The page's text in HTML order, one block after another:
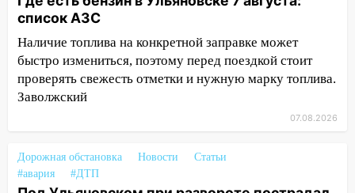
13:30 В Ульяновске транспортные
полицейские проведут акцию «Час
пассажира»
13:20 В Ульяновске за один день
обокрали женщину на пляже и
подростка в сквере
выбросил из машины страйкбольную
гранату: его задержали
список АЗС
Наличие топлива на конкретной заправке может
быстро измениться, поэтому перед поездкой стоит
проверять свежесть отметки и нужную марку топлива.
Заволжский
07.08.2026
Дорожная обстановка Новости
Статьи
#авария
#ДТП